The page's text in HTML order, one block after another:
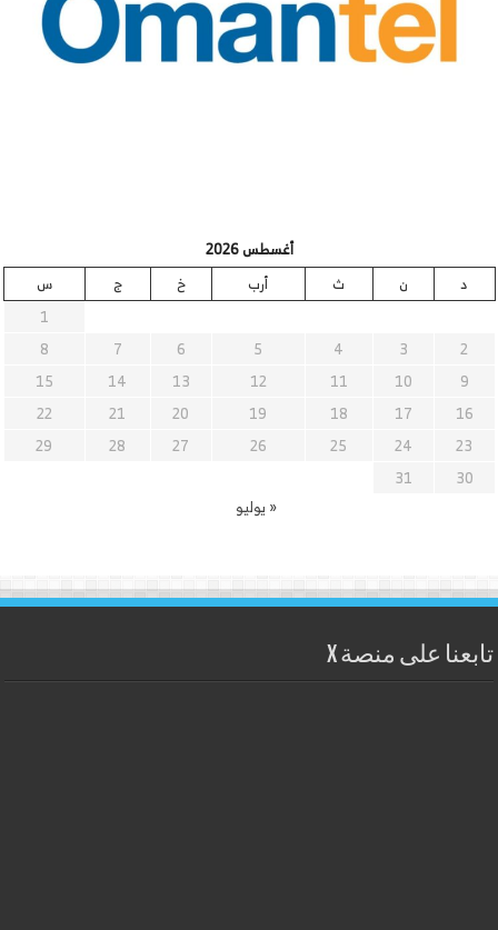
أغسطس 2026
د
ن ث أرب خ ج
س
1
2
3
4
5
6
7
8
9
10
11
12
13
14
15
16
17
18
19
20
21
22
23
24
25
26
27
28
29
30
31
« يوليو
تابعنا على منصة X